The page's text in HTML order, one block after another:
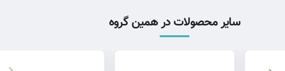
سایر محصولات در همین گروه